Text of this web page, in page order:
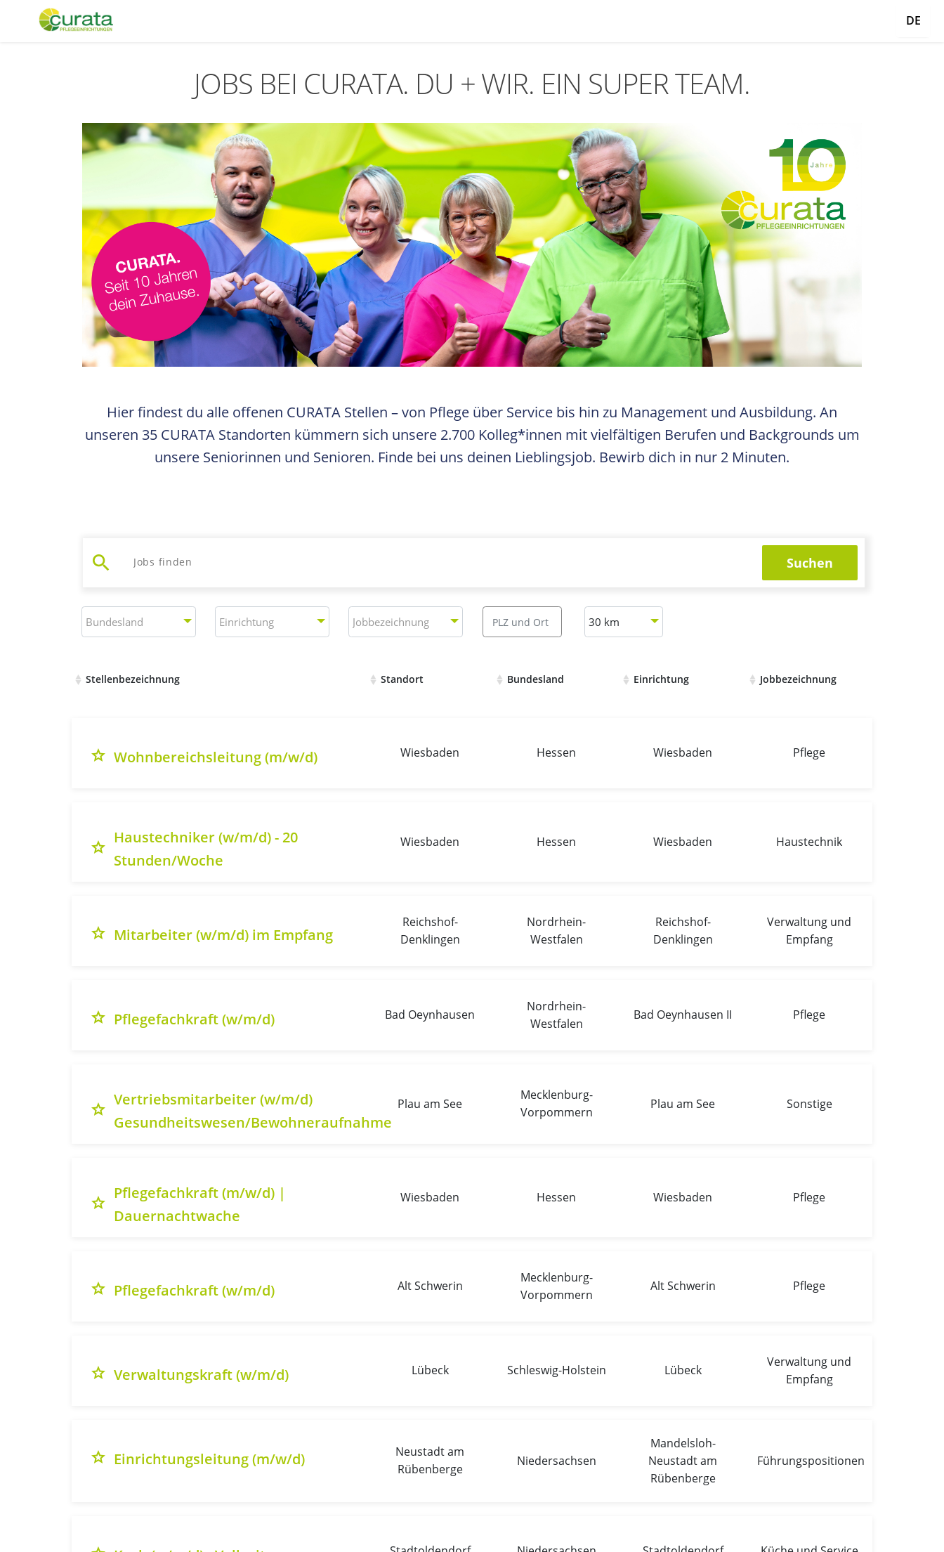
DE
JOBS BEI CURATA. DU + WIR. EIN SUPER TEAM.
Hier findest du alle offenen CURATA Stellen – von Pflege über Service bis hin zu Management und Ausbildung. An
unseren 35 CURATA Standorten kümmern sich unsere 2.700 Kolleg*innen mit vielfältigen Berufen und Backgrounds um
unsere Seniorinnen und Senioren. Finde bei uns deinen Lieblingsjob. Bewirb dich in nur 2 Minuten.
search
Jobs suchen Suchen
Bundesland
Bundesland
Einrichtung
Einrichtung
Jobbezeichnung
Jobbezeichnung
Ort Entfernung wählen
30 km
Stellenbezeichnung Standort Bundesland Einrichtung Jobbezeichnung
grade Wohnbereichsleitung (m/w/d) Wiesbaden Hessen Wiesbaden Pflege
grade
Haustechniker (w/m/d) - 20
Stunden/Woche
Wiesbaden Hessen Wiesbaden Haustechnik
grade Mitarbeiter (w/m/d) im Empfang
Reichshof-
Denklingen
Nordrhein-
Westfalen
Reichshof-
Denklingen
Verwaltung und
Empfang
grade Pflegefachkraft (w/m/d) Bad Oeynhausen
Nordrhein-
Westfalen
Bad Oeynhausen II Pflege
grade
Vertriebsmitarbeiter (w/m/d)
Gesundheitswesen/Bewohneraufnahme
Plau am See
Mecklenburg-
Vorpommern
Plau am See Sonstige
grade
Pflegefachkraft (m/w/d) |
Dauernachtwache
Wiesbaden Hessen Wiesbaden Pflege
grade Pflegefachkraft (w/m/d) Alt Schwerin
Mecklenburg-
Vorpommern
Alt Schwerin Pflege
grade Verwaltungskraft (w/m/d) Lübeck Schleswig-Holstein Lübeck
Verwaltung und
Empfang
grade Einrichtungsleitung (m/w/d)
Neustadt am
Rübenberge
Niedersachsen
Mandelsloh-
Neustadt am
Rübenberge
Führungspositionen